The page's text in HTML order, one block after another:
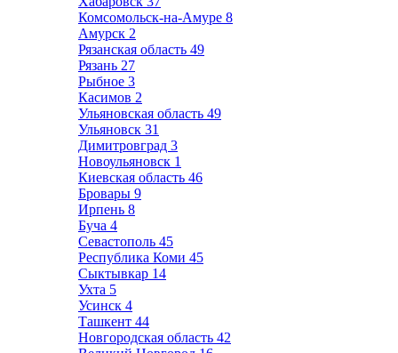
Комсомольск-на-Амуре 8
Амурск 2
Рязанская область 49
Рязань 27
Рыбное 3
Касимов 2
Ульяновская область 49
Ульяновск 31
Димитровград 3
Новоульяновск 1
Киевская область 46
Бровары 9
Ирпень 8
Буча 4
Севастополь 45
Республика Коми 45
Сыктывкар 14
Ухта 5
Усинск 4
Ташкент 44
Новгородская область 42